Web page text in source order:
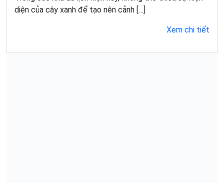
diện của cây xanh để tạo nên cảnh […]
Xem chi tiết